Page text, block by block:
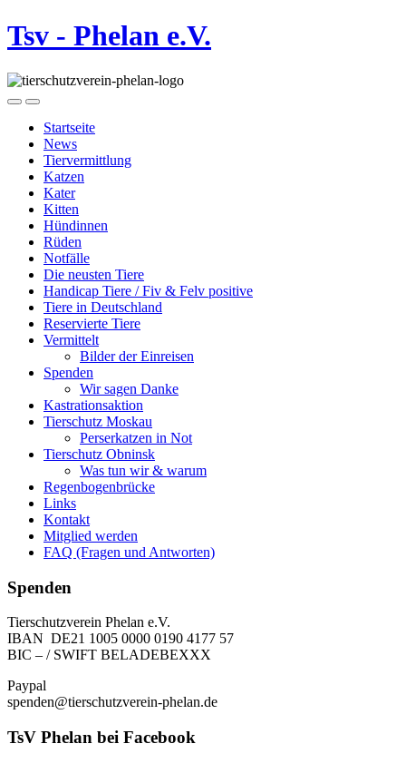
Tsv - Phelan e.V.
Startseite
News
Tiervermittlung
Katzen
Kater
Kitten
Hündinnen
Rüden
Notfälle
Die neusten Tiere
Handicap Tiere / Fiv & Felv positive
Tiere in Deutschland
Reservierte Tiere
Vermittelt
Bilder der Einreisen
Spenden
Wir sagen Danke
Kastrationsaktion
Tierschutz Moskau
Perserkatzen in Not
Tierschutz Obninsk
Was tun wir & warum
Regenbogenbrücke
Links
Kontakt
Mitglied werden
FAQ (Fragen und Antworten)
Spenden
Tierschutzverein Phelan e.V.
IBAN DE21 1005 0000 0190 4177 57
BIC – / SWIFT BELADEBEXXX
Paypal
spenden@tierschutzverein-phelan.de
TsV Phelan bei Facebook